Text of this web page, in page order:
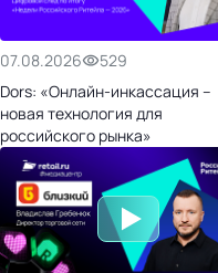
07.08.2026
529
Dors: «Онлайн-инкассация –
новая технология для
российского рынка»